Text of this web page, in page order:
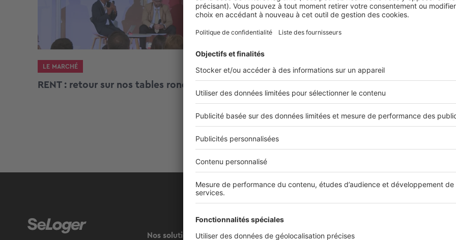
LE MARCHÉ
RENT : retour sur nos tables rondes
Nos solutions pro